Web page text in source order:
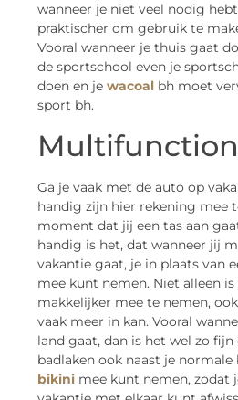
wanneer je niet veel nodig
praktischer om gebruik te
Vooral wanneer je thuis gaat
de sportschool even je
doen en je wacoal bh moet
sport bh.
Ga je vaak met de auto op
handig zijn hier rekening mee
moment dat jij een tas aan
handig is het, dat wanneer jij
vakantie gaat, je in plaats van
mee kunt nemen. Niet alleen is
makkelijker mee te nemen,
vaak meer in kan. Vooral
land gaat, dan is het wel zo fijn
badlaken ook naast je normale
bikini mee kunt nemen, zodat